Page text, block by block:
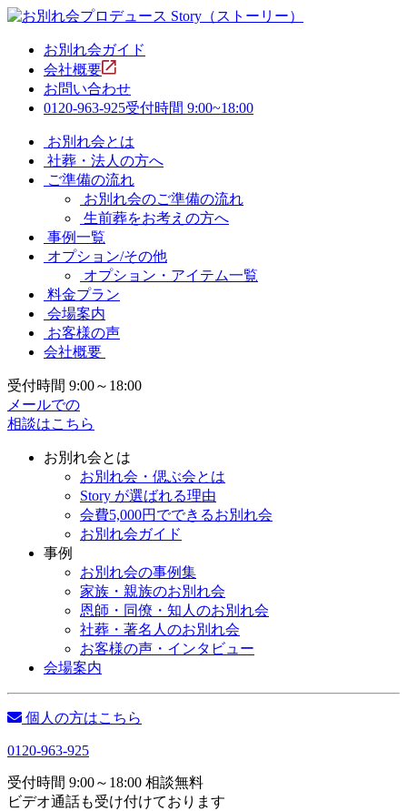
お別れ会ガイド
会社概要
お問い合わせ
0120-963-925受付時間 9:00~18:00
お別れ会とは
社葬・法人の方へ
ご準備の流れ
お別れ会のご準備の流れ
生前葬をお考えの方へ
事例一覧
オプション/その他
オプション・アイテム一覧
料金プラン
会場案内
お客様の声
会社概要
受付時間 9:00～18:00
メールでの
相談はこちら
お別れ会とは
お別れ会・偲ぶ会とは
Story が選ばれる理由
会費5,000円でできるお別れ会
お別れ会ガイド
事例
お別れ会の事例集
家族・親族のお別れ会
恩師・同僚・知人のお別れ会
社葬・著名人のお別れ会
お客様の声・インタビュー
会場案内
個人の方はこちら
0120-963-925
受付時間 9:00～18:00 相談無料
ビデオ通話も受け付けております